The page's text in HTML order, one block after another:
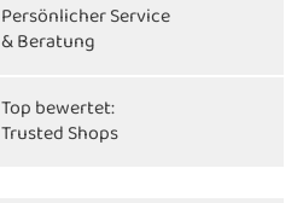
Persönlicher Service
& Beratung
Top bewertet:
Trusted Shops